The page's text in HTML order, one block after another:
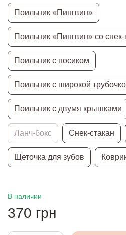
Поильник «Пингвин»
Поильник «Пингвин» со
Поильник с носиком
Поильник с широкой
Поильник с двумя крышками
Ланч-бокс Снек-стакан
Щеточка для зубов
В наличии
370 грн